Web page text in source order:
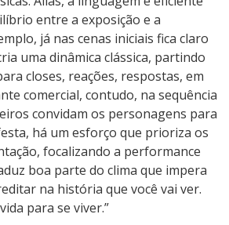
entre a exposição e a
já nas cenas iniciais fica claro
uma dinâmica clássica, partindo
closes, reações, respostas, em
comercial, contudo, na sequência
convidam os personagens para
há um esforço que prioriza os
focalizando a performance
boa parte do clima que impera
na história que você vai ver.
para se viver.”